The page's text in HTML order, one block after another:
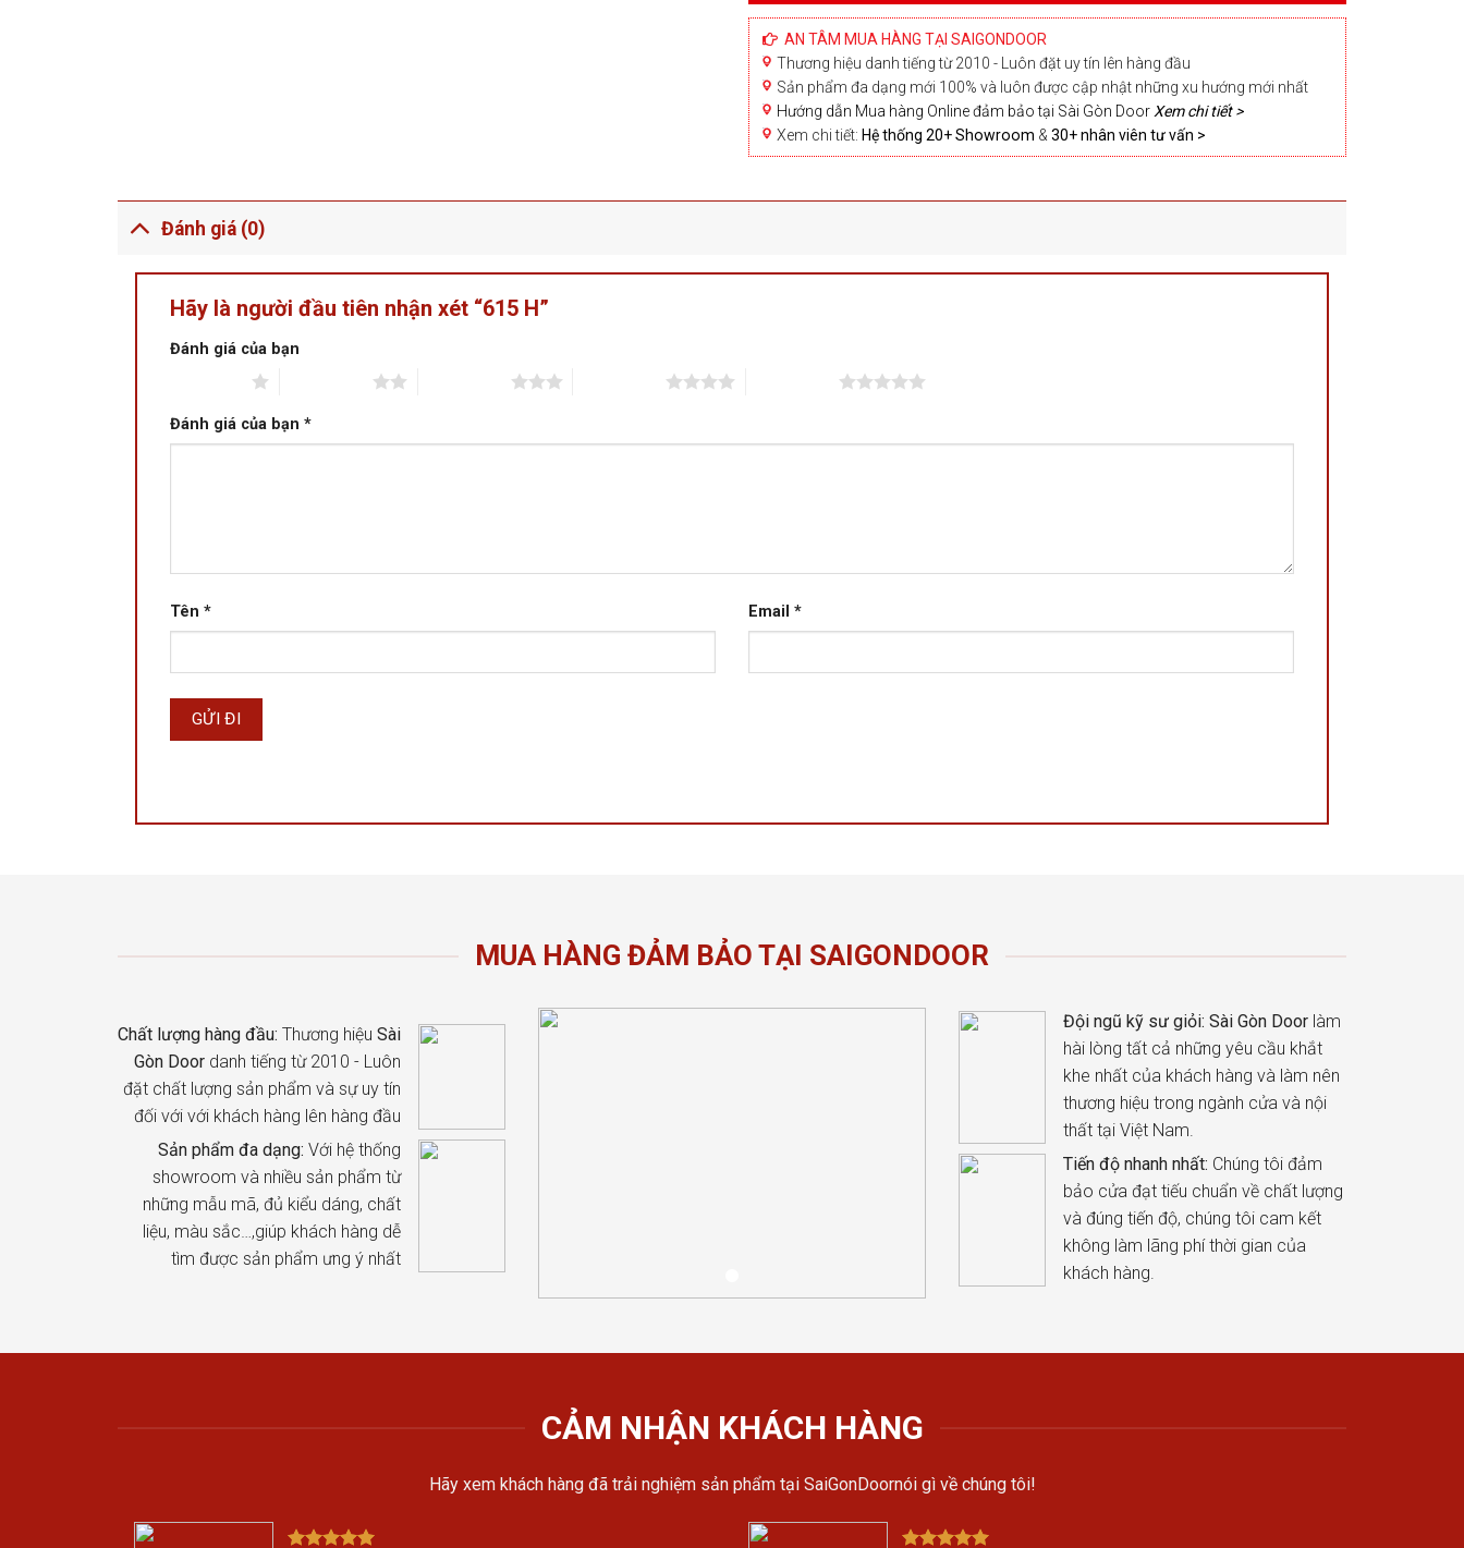
AN TÂM MUA HÀNG TẠI SAIGONDOOR
Thương hiệu danh tiếng từ 2010 - Luôn đặt uy tín lên hàng đầu
Sản phẩm đa dạng mới 100% và luôn được cập nhật những xu hướng mới nhất
Hướng dẫn Mua hàng Online đảm bảo tại Sài Gòn Door Xem chi tiết >
Xem chi tiết: Hệ thống 20+ Showroom & 30+ nhân viên tư vấn >
Đánh giá (0)
Hãy là người đầu tiên nhận xét “615 H”
Đánh giá của bạn
Đánh giá của bạn *
Tên * Email *
MUA HÀNG ĐẢM BẢO TẠI SAIGONDOOR
Chất lượng hàng đầu: Thương hiệu Sài
Gòn Doordanh tiếng từ 2010 - Luôn
đặt chất lượng sản phẩm và sự uy tín
đối với với khách hàng lên hàng đầu
Sản phẩm đa dạng: Với hệ thống
showroom và nhiều sản phẩm từ
những mẫu mã, đủ kiểu dáng, chất
liệu, màu sắc…,giúp khách hàng dễ
tìm được sản phẩm ưng ý nhất
Đội ngũ kỹ sư giỏi: Sài Gòn Doorlàm
hài lòng tất cả những yêu cầu khắt
khe nhất của khách hàng và làm nên
thương hiệu trong ngành cửa và nội
thất tại Việt Nam.
Tiến độ nhanh nhất: Chúng tôi đảm
bảo cửa đạt tiếu chuẩn về chất lượng
và đúng tiến độ, chúng tôi cam kết
không làm lãng phí thời gian của
khách hàng.
CẢM NHẬN KHÁCH HÀNG
Hãy xem khách hàng đã trải nghiệm sản phẩm tại SaiGonDoornói gì về chúng tôi!